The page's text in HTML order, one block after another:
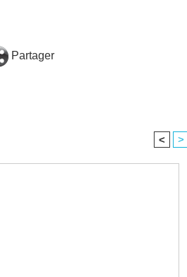
Partager
< >